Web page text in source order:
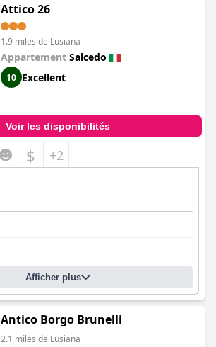
Attico 26
1.9 miles de Lusiana
Appartement Salcedo
10 Excellent
Voir les disponibilités
$ +2
Afficher plus
Antico Borgo Brunelli
2.1 miles de Lusiana